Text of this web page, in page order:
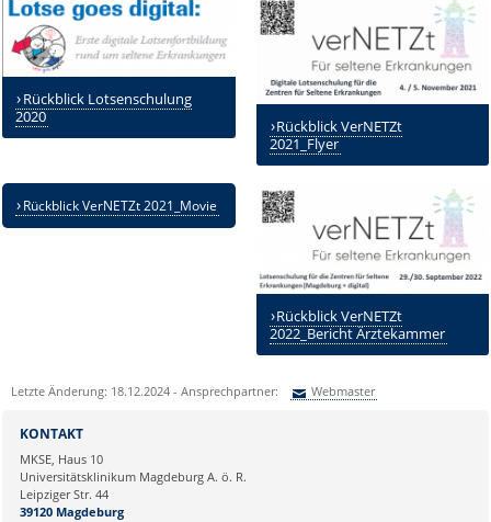
Rückblick Lotsenschulung
2020
Rückblick VerNETZt
2021_Flyer
Rückblick VerNETZt 2021_Movie
Rückblick VerNETZt
2022_Bericht Ärztekammer
Letzte Änderung: 18.12.2024 - Ansprechpartner: Webmaster
Ihre E-Mailadresse:
Ihr Anliegen:
KONTAKT
MKSE, Haus 10
Universitätsklinikum Magdeburg A. ö. R.
Leipziger Str. 44
39120 Magdeburg